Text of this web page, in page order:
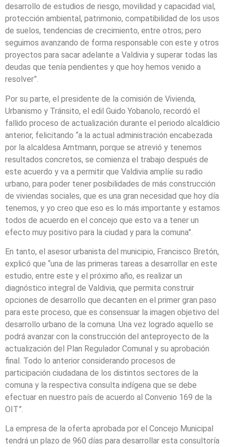
desarrollo de estudios de riesgo, movilidad y capacidad vial,
protección ambiental, patrimonio, compatibilidad de los usos
de suelos, tendencias de crecimiento, entre otros; pero
seguimos avanzando de forma responsable con este y otros
proyectos para sacar adelante a Valdivia y superar todas las
deudas que tenía pendientes y que hoy hemos venido a
resolver”.
Por su parte, el presidente de la comisión de Vivienda,
Urbanismo y Tránsito, el edil Guido Yobanolo, recordó el
fallido proceso de actualización durante el periodo alcaldicio
anterior, felicitando “a la actual administración encabezada
por la alcaldesa Amtmann, porque se atrevió y tenemos
resultados concretos, se comienza el trabajo después de
este acuerdo y va a permitir que Valdivia amplíe su radio
urbano, para poder tener posibilidades de más construcción
de viviendas sociales, que es una gran necesidad que hoy día
tenemos, y yo creo que eso es lo más importante y estamos
todos de acuerdo en el concejo que esto va a tener un
efecto muy positivo para la ciudad y para la comuna”.
En tanto, el asesor urbanista del municipio, Francisco Bretón,
explicó que “una de las primeras tareas a desarrollar en este
estudio, entre este y el próximo año, es realizar un
diagnóstico integral de Valdivia, que permita construir
opciones de desarrollo que decanten en el primer gran paso
para este proceso, que es consensuar la imagen objetivo del
desarrollo urbano de la comuna. Una vez logrado aquello se
podrá avanzar con la construcción del anteproyecto de la
actualización del Plan Regulador Comunal y su aprobación
final. Todo lo anterior considerando procesos de
participación ciudadana de los distintos sectores de la
comuna y la respectiva consulta indígena que se debe
efectuar en nuestro país de acuerdo al Convenio 169 de la
OIT”.
La empresa de la oferta aprobada por el Concejo Municipal
tendrá un plazo de 960 días para desarrollar esta consultoría